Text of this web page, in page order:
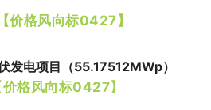
【价格风向标0427】
发电项目（55.17512MWp）
价格风向标0427】